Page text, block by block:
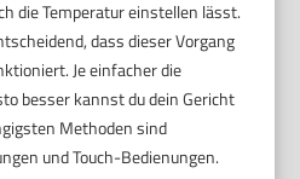
die Temperatur einstellen lässt.
dass dieser Vorgang
Je einfacher die
besser kannst du dein Gericht
Methoden sind
und Touch-Bedienungen.